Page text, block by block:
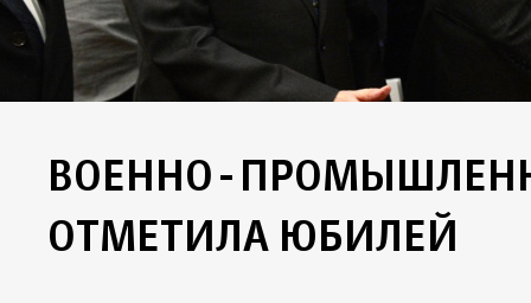
ВОЕННО-
ОТМЕТИЛА ЮБИЛЕЙ